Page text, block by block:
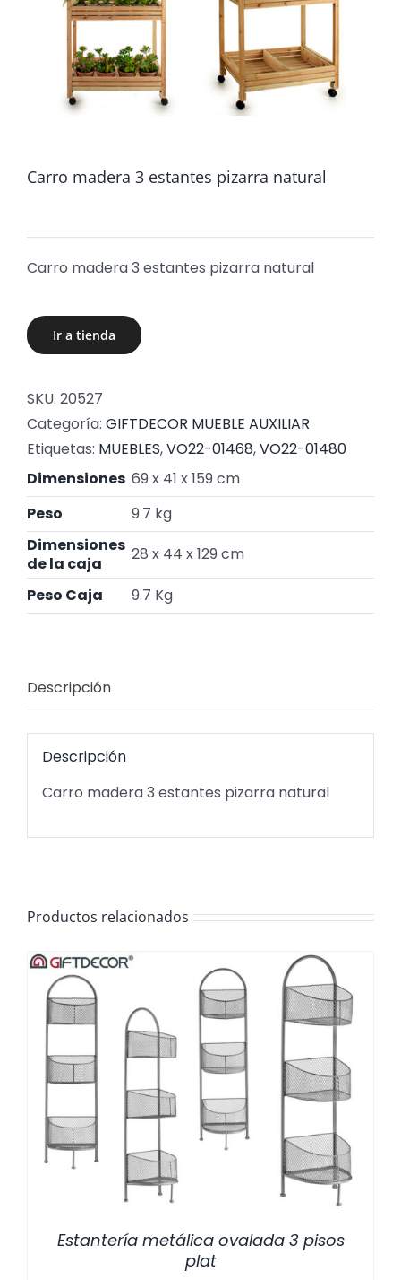
Carro madera 3 estantes pizarra natural
Carro madera 3 estantes pizarra natural
Ir a tienda
SKU: 20527
Categoría: GIFTDECOR MUEBLE AUXILIAR
Etiquetas: MUEBLES,VO22-01468,VO22-01480
Dimensiones 69 x 41 x 159 cm
Peso
9.7 kg
Dimensiones
de la caja
28 x 44 x 129 cm
Peso Caja
9.7 Kg
Descripción
Descripción
Carro madera 3 estantes pizarra natural
Productos relacionados
Estantería metálica ovalada 3 pisos
plat